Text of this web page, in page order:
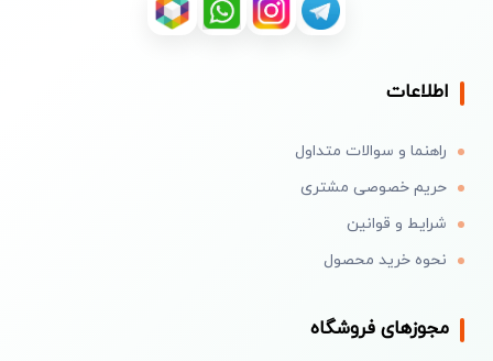
اطلاعات
راهنما و سوالات متداول
حریم خصوصی مشتری
شرایط و قوانین
نحوه خرید محصول
مجوزهای فروشگاه